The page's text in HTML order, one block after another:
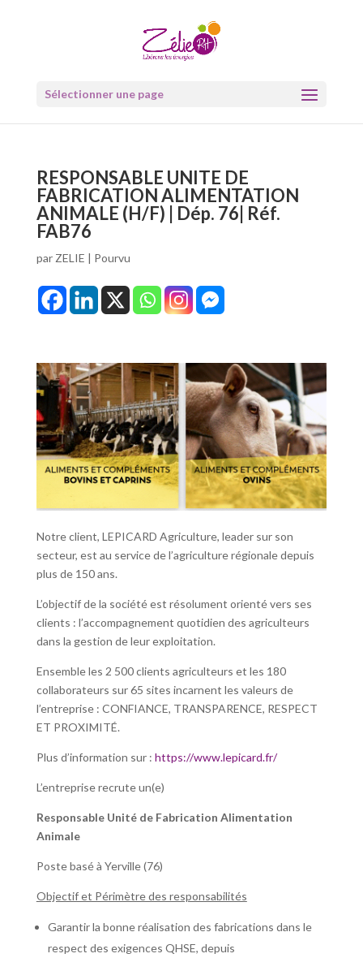
Sélectionner une page
RESPONSABLE UNITE DE
FABRICATION ALIMENTATION
ANIMALE (H/F) | Dép. 76| Réf.
FAB76
par ZELIE | Pourvu
Notre client, LEPICARD Agriculture, leader sur son
secteur, est au service de l’agriculture régionale depuis
plus de 150 ans.
L’objectif de la société est résolument orienté vers ses
clients : l’accompagnement quotidien des agriculteurs
dans la gestion de leur exploitation.
Ensemble les 2 500 clients agriculteurs et les 180
collaborateurs sur 65 sites incarnent les valeurs de
l’entreprise : CONFIANCE, TRANSPARENCE, RESPECT
ET PROXIMITÉ.
Plus d’information sur : https://www.lepicard.fr/
L’entreprise recrute un(e)
Responsable Unité de Fabrication Alimentation
Animale
Poste basé à Yerville (76)
Objectif et Périmètre des responsabilités
Garantir la bonne réalisation des fabrications dans le
respect des exigences QHSE, depuis